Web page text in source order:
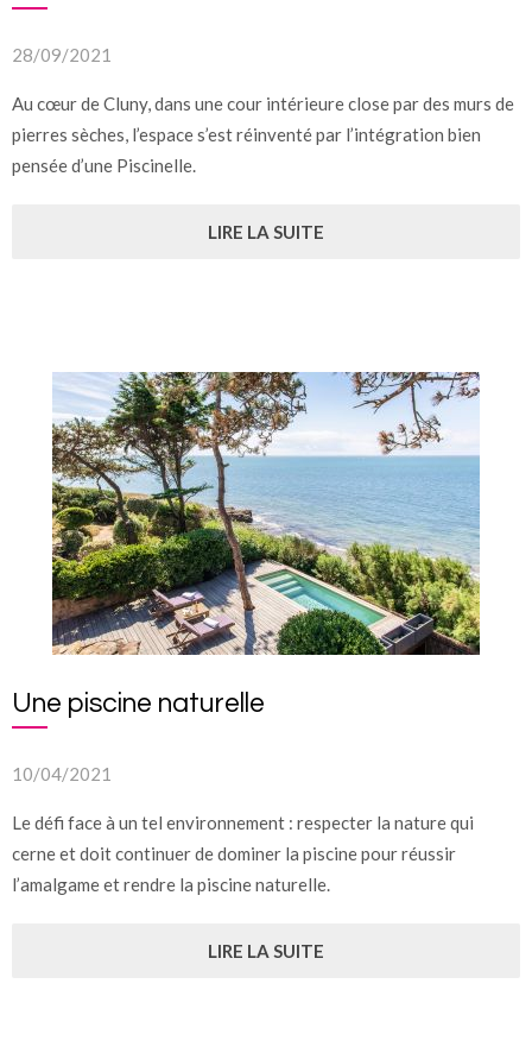
28/09/2021
Au cœur de Cluny, dans une cour intérieure close par des murs de
pierres sèches, l’espace s’est réinventé par l’intégration bien
pensée d’une Piscinelle.
LIRE LA SUITE
Une piscine naturelle
10/04/2021
Le défi face à un tel environnement : respecter la nature qui
cerne et doit continuer de dominer la piscine pour réussir
l’amalgame et rendre la piscine naturelle.
LIRE LA SUITE